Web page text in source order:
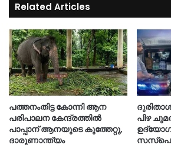
Related Articles
പത്തനംതിട്ട കോന്നി ആന
പരിപാലന കേന്ദ്രത്തിൽ
പാപ്പാന് ആനയുടെ കുത്തേറ്റു,
ദാരുണാന്ത്യം
പിഴ